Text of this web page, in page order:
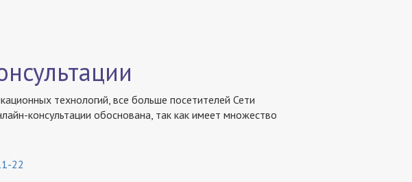
технологий, все больше посетителей Сети
консультации обоснована, так как имеет множество
22